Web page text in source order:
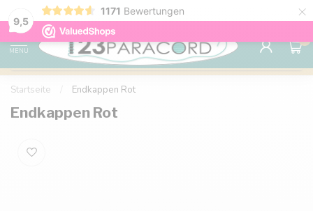
9,5
1171 Bewertungen ×
Kostenlose Lieferung nach Hause ab 150 €
MENU
0
Startseite Endkappen Rot
Endkappen Rot